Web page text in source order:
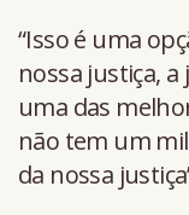
“Isso é uma
nossa justiça,
uma das
não tem um
da nossa